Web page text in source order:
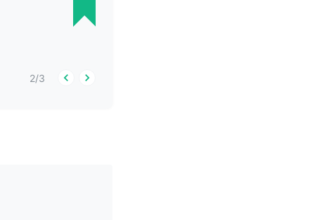
2/3